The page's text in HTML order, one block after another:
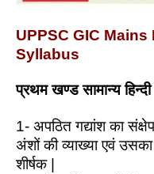
UPPSC GIC
Syllabus
प्रथम खण्ड सामान्य
1- अपठित गद्यांश का
अंशों की व्याख्या एवं
शीर्षक |